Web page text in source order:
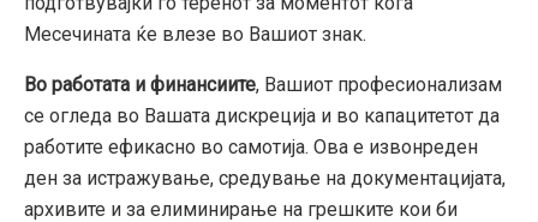
Месечината ќе влезе во Вашиот знак.
Во работата и финансиите, Вашиот професионализам
се огледа во Вашата дискреција и во капацитетот да
работите ефикасно во самотија. Ова е извонреден
ден за истражување, средување на документацијата,
архивите и за елиминирање на грешките кои би